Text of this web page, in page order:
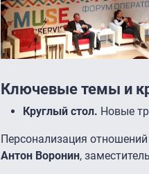
Ключевые темы и
Круглый стол. Новые
Персонализация
Антон Воронин,